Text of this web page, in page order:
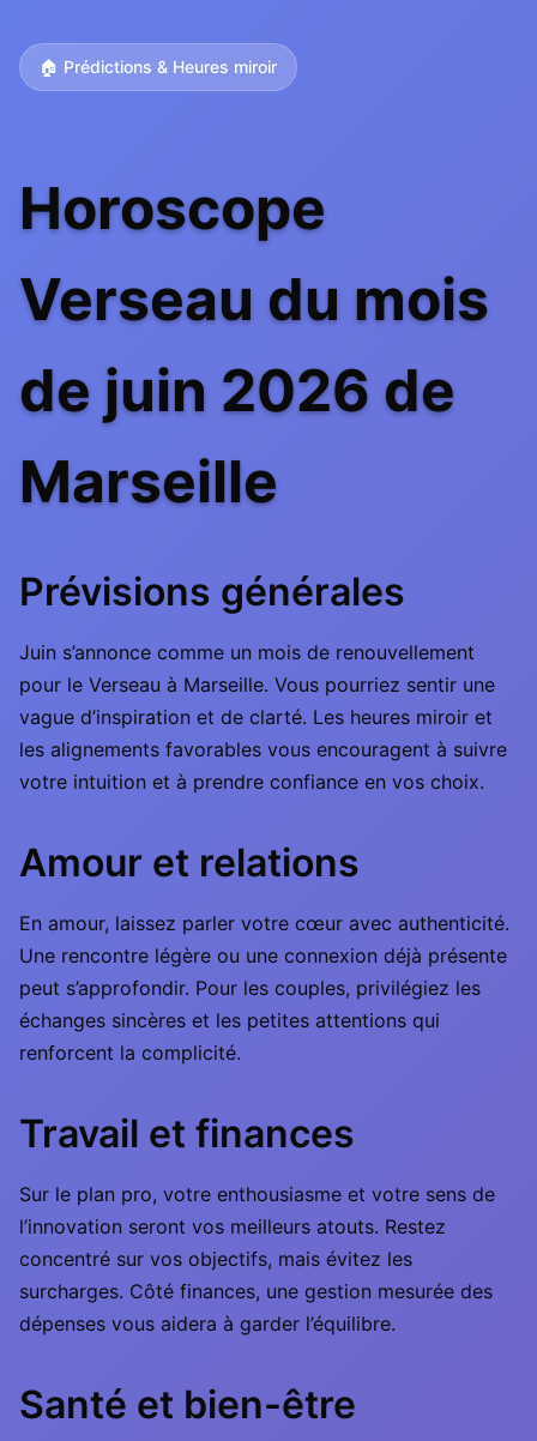
🏠 Prédictions & Heures miroir
Horoscope
Verseau du mois
de juin 2026 de
Marseille
Prévisions générales
Juin s’annonce comme un mois de renouvellement
pour le Verseau à Marseille. Vous pourriez sentir une
vague d’inspiration et de clarté. Les heures miroir et
les alignements favorables vous encouragent à suivre
votre intuition et à prendre confiance en vos choix.
Amour et relations
En amour, laissez parler votre cœur avec authenticité.
Une rencontre légère ou une connexion déjà présente
peut s’approfondir. Pour les couples, privilégiez les
échanges sincères et les petites attentions qui
renforcent la complicité.
Travail et finances
Sur le plan pro, votre enthousiasme et votre sens de
l’innovation seront vos meilleurs atouts. Restez
concentré sur vos objectifs, mais évitez les
surcharges. Côté finances, une gestion mesurée des
dépenses vous aidera à garder l’équilibre.
Santé et bien-être